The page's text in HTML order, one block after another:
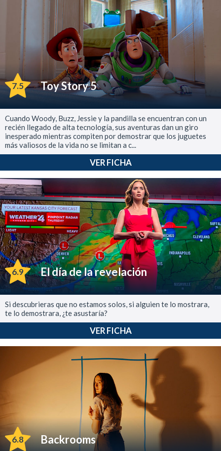
7.5 Toy Story 5
Cuando Woody, Buzz, Jessie y la pandilla se encuentran con un
recién llegado de alta tecnología, sus aventuras dan un giro
inesperado mientras compiten por demostrar que los juguetes
más valiosos de la vida no se limitan a c...
VER FICHA
6.9 El día de la revelación
Si descubrieras que no estamos solos, si alguien te lo mostrara,
te lo demostrara, ¿te asustaría?
VER FICHA
6.8 Backrooms